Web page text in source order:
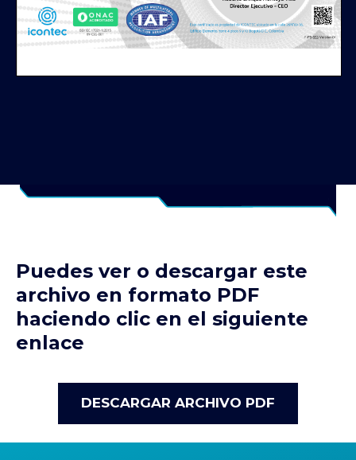
Puedes ver o descargar este
archivo en formato PDF
haciendo clic en el siguiente
enlace
DESCARGAR ARCHIVO PDF